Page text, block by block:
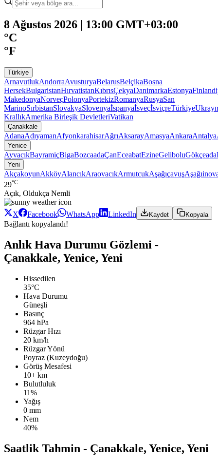
8 Ağustos 2026 | 13:00 GMT+03:00
°C
°F
Türkiye
ArnavutlukAndorraAvusturyaBelarusBelçikaBosna
HersekBulgaristanHırvatistanKıbrısÇekyaDanimarkaEstonya
MakedonyaNorveçPolonyaPortekizRomanyaRusyaSan
MarinoSırbistanSlovakyaSlovenyaİspanyaİsveçİsviçreTürkiye
KrallıkAmerika Birleşik DevletleriVatikan
Çanakkale
AdanaAdıyamanAfyonkarahisarAğrıAksarayAmasyaAnkaraAntalya
Yenice
AyvacıkBayramiçBigaBozcaadaÇanEceabatEzineGeliboluGökçeada
Yeni
AkçakoyunAkköyAlancıkAraovacıkArmutcukAşağıçavuş
29°C
Açık, Oldukça Nemli
X Facebook WhatsApp LinkedIn Kaydet Kopyala
Bağlantı kopyalandı!
Anlık Hava Durumu Gözlemi -
Çanakkale, Yenice, Yeni
Hissedilen
35°C
Hava Durumu
Güneşli
Basınç
964 hPa
Rüzgar Hızı
20 km/h
Rüzgar Yönü
Poyraz (Kuzeydoğu)
Görüş Mesafesi
10+ km
Bulutluluk
11%
Yağış
0 mm
Nem
40%
Saatlik Tahmin - Çanakkale, Yenice, Yeni